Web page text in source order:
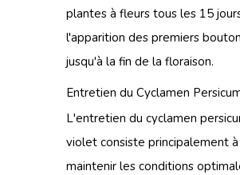
plantes à fleurs tous les 15
l'apparition des premiers
jusqu'à la fin de la floraison.
Entretien du Cyclamen
L'entretien du cyclamen
violet consiste principalement à
maintenir les conditions